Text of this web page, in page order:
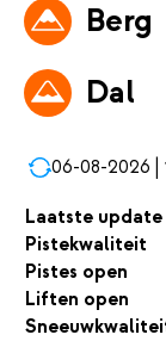
Berg
Dal
06-08-2026 |
Laatste update
Pistekwaliteit
Pistes open
Liften open